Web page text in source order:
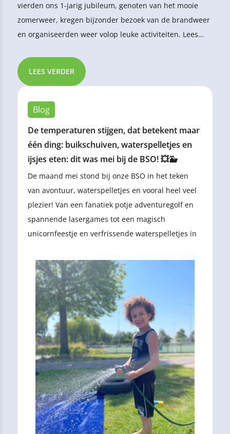
vierden ons 1-jarig jubileum, genoten van het mooie
zomerweer, kregen bijzonder bezoek van de brandweer
en organiseerden weer volop leuke activiteiten. Lees
LEES VERDER
Blog
De temperaturen stijgen, dat betekent maar
één ding: buikschuiven, waterspelletjes en
ijsjes eten: dit was mei bij de BSO! 💥🐳
De maand mei stond bij onze BSO in het teken
van avontuur, waterspelletjes en vooral heel veel
plezier! Van een fanatiek potje adventuregolf en
spannende lasergames tot een magisch
unicornfeestje en verfrissende waterspelletjes in
Benieuwd wat we allemaal hebben meegemaakt?
Lees snel verder en beleef de hoogtepunten van
mei met ons mee!